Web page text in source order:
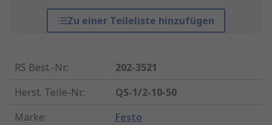
Zu einer Teileliste hinzufügen
RS Best.-Nr.:
202-3521
Herst. Teile-Nr.:
QS-1/2-10-50
Marke: Festo